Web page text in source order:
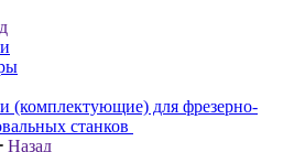
(комплектующие) для фрезерно-
станков
Назад